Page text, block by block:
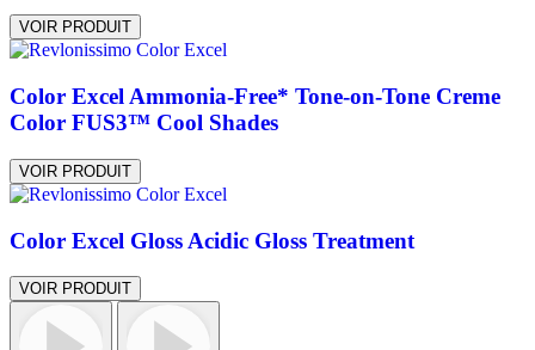
VOIR PRODUIT
Color Excel Ammonia-Free* Tone-on-Tone Creme
Color FUS3™ Cool Shades
VOIR PRODUIT
Color Excel Gloss Acidic Gloss Treatment
VOIR PRODUIT